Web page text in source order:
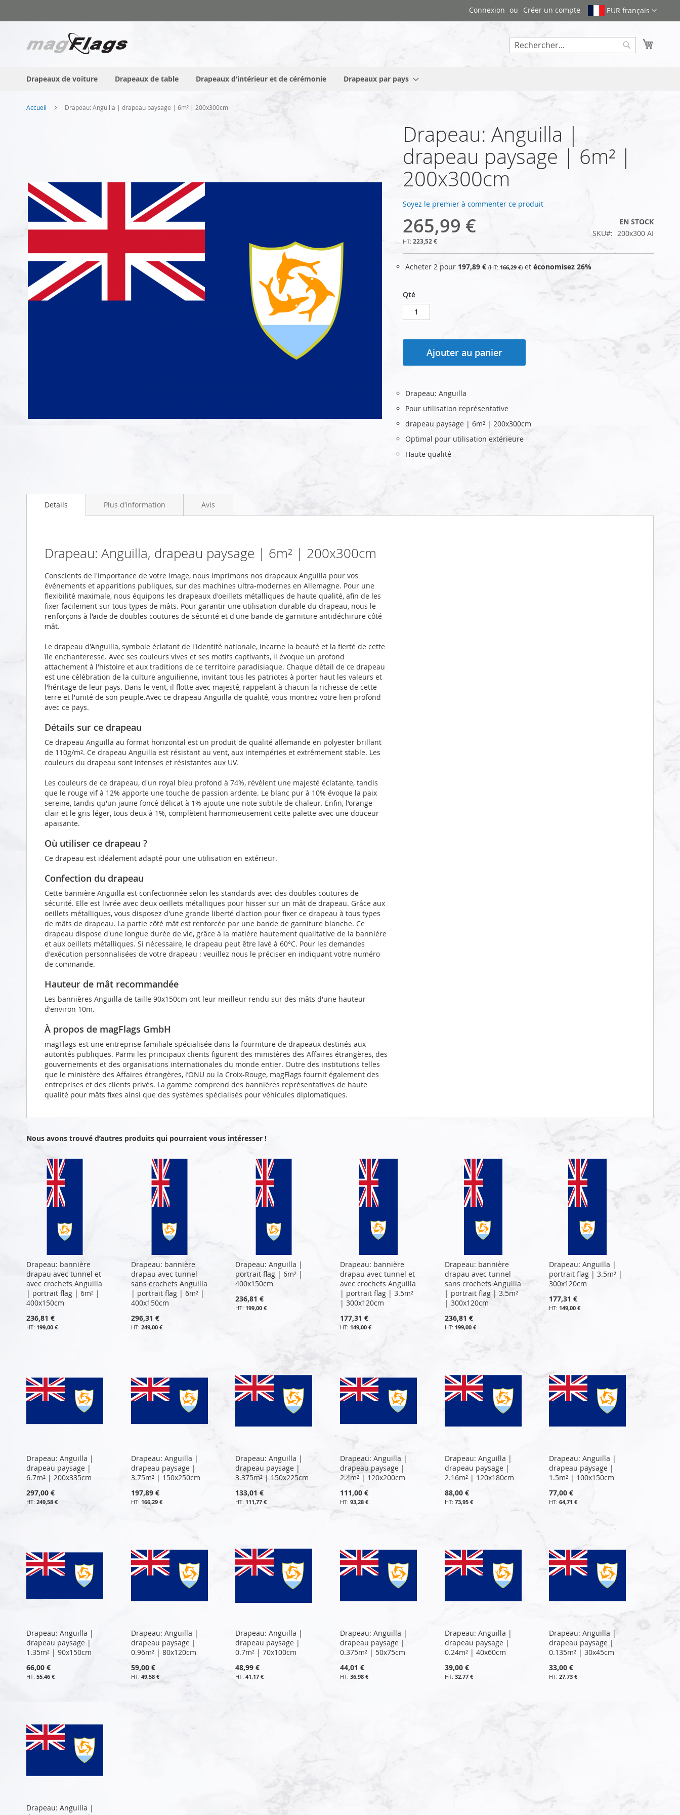
au
EUR français
Connexion Créer un compte
Drapeaux de voiture Drapeaux de table Drapeaux d’intérieur et de cérémonie Drapeaux par pays
Accueil Drapeau: Anguilla | drapeau paysage | 6m² | 200x300cm
images
gallery
to
gallery
Drapeau: Anguilla |
drapeau paysage | 6m² |
200x300cm
Soyez le premier à commenter ce produit
265,99 €
223,52 €
EN STOCK
SKU
200x300 AI
Acheter 2 pour 197,89 € 166,29 € et économisez 26%
Qté
Ajouter au panier
Drapeau: Anguilla
Pour utilisation représentative
drapeau paysage | 6m² | 200x300cm
Optimal pour utilisation extérieure
Haute qualité
Details
Drapeau: Anguilla, drapeau paysage | 6m² | 200x300cm
Conscients de l'importance de votre image, nous imprimons nos drapeaux Anguilla pour vos
événements et apparitions publiques, sur des machines ultra-modernes en Allemagne. Pour une
flexibilité maximale, nous équipons les drapeaux d'oeillets métalliques de haute qualité, afin de les
fixer facilement sur tous types de mâts. Pour garantir une utilisation durable du drapeau, nous le
renforçons à l'aide de doubles coutures de sécurité et d'une bande de garniture antidéchirure côté
mât.
Le drapeau d'Anguilla, symbole éclatant de l'identité nationale, incarne la beauté et la fierté de cette
île enchanteresse. Avec ses couleurs vives et ses motifs captivants, il évoque un profond
attachement à l'histoire et aux traditions de ce territoire paradisiaque. Chaque détail de ce drapeau
est une célébration de la culture anguilienne, invitant tous les patriotes à porter haut les valeurs et
l'héritage de leur pays. Dans le vent, il flotte avec majesté, rappelant à chacun la richesse de cette
terre et l'unité de son peuple.Avec ce drapeau Anguilla de qualité, vous montrez votre lien profond
avec ce pays.
Détails sur ce drapeau
Ce drapeau Anguilla au format horizontal est un produit de qualité allemande en polyester brillant
de 110g/m². Ce drapeau Anguilla est résistant au vent, aux intempéries et extrêmement stable. Les
couleurs du drapeau sont intenses et résistantes aux UV.
Les couleurs de ce drapeau, d'un royal bleu profond à 74%, révèlent une majesté éclatante, tandis
que le rouge vif à 12% apporte une touche de passion ardente. Le blanc pur à 10% évoque la paix
sereine, tandis qu'un jaune foncé délicat à 1% ajoute une note subtile de chaleur. Enfin, l'orange
clair et le gris léger, tous deux à 1%, complètent harmonieusement cette palette avec une douceur
apaisante.
Où utiliser ce drapeau ?
Ce drapeau est idéalement adapté pour une utilisation en extérieur.
Confection du drapeau
Cette bannière Anguilla est confectionnée selon les standards avec des doubles coutures de
sécurité. Elle est livrée avec deux oeillets métalliques pour hisser sur un mât de drapeau. Grâce aux
oeillets métalliques, vous disposez d'une grande liberté d'action pour fixer ce drapeau à tous types
de mâts de drapeau. La partie côté mât est renforcée par une bande de garniture blanche. Ce
drapeau dispose d'une longue durée de vie, grâce à la matière hautement qualitative de la bannière
et aux oeillets métalliques. Si nécessaire, le drapeau peut être lavé à 60°C. Pour les demandes
d'exécution personnalisées de votre drapeau : veuillez nous le préciser en indiquant votre numéro
de commande.
Hauteur de mât recommandée
Les bannières Anguilla de taille 90x150cm ont leur meilleur rendu sur des mâts d'une hauteur
d'environ 10m.
À propos de magFlags GmbH
magFlags est une entreprise familiale spécialisée dans la fourniture de drapeaux destinés aux
autorités publiques. Parmi les principaux clients figurent des ministères des Affaires étrangères, des
gouvernements et des organisations internationales du monde entier. Outre des institutions telles
que le ministère des Affaires étrangères, l’ONU ou la Croix-Rouge, magFlags fournit également des
entreprises et des clients privés. La gamme comprend des bannières représentatives de haute
qualité pour mâts fixes ainsi que des systèmes spécialisés pour véhicules diplomatiques.
Plus d’information Avis
Nous avons trouvé d’autres produits qui pourraient vous intéresser !
Drapeau: bannière
drapau avec tunnel et
avec crochets Anguilla
| portrait flag | 6m² |
400x150cm
236,81 €
199,00 €
Drapeau: bannière
drapau avec tunnel
sans crochets Anguilla
| portrait flag | 6m² |
400x150cm
296,31 €
249,00 €
Drapeau: Anguilla |
portrait flag | 6m² |
400x150cm
236,81 €
199,00 €
Drapeau: bannière
drapau avec tunnel et
avec crochets Anguilla
| portrait flag | 3.5m²
| 300x120cm
177,31 €
149,00 €
Drapeau: bannière
drapau avec tunnel
sans crochets Anguilla
| portrait flag | 3.5m²
| 300x120cm
236,81 €
199,00 €
Drapeau: Anguilla |
portrait flag | 3.5m² |
300x120cm
177,31 €
149,00 €
Drapeau: Anguilla |
drapeau paysage |
6.7m² | 200x335cm
297,00 €
249,58 €
Drapeau: Anguilla |
drapeau paysage |
3.75m² | 150x250cm
197,89 €
166,29 €
Drapeau: Anguilla |
drapeau paysage |
3.375m² | 150x225cm
133,01 €
111,77 €
Drapeau: Anguilla |
drapeau paysage |
2.4m² | 120x200cm
111,00 €
93,28 €
Drapeau: Anguilla |
drapeau paysage |
2.16m² | 120x180cm
88,00 €
73,95 €
Drapeau: Anguilla |
drapeau paysage |
1.5m² | 100x150cm
77,00 €
64,71 €
Drapeau: Anguilla |
drapeau paysage |
1.35m² | 90x150cm
66,00 €
55,46 €
Drapeau: Anguilla |
drapeau paysage |
0.96m² | 80x120cm
59,00 €
49,58 €
Drapeau: Anguilla |
drapeau paysage |
0.7m² | 70x100cm
48,99 €
41,17 €
Drapeau: Anguilla |
drapeau paysage |
0.375m² | 50x75cm
44,01 €
36,98 €
Drapeau: Anguilla |
drapeau paysage |
0.24m² | 40x60cm
39,00 €
32,77 €
Drapeau: Anguilla |
drapeau paysage |
0.135m² | 30x45cm
33,00 €
27,73 €
Drapeau: Anguilla |